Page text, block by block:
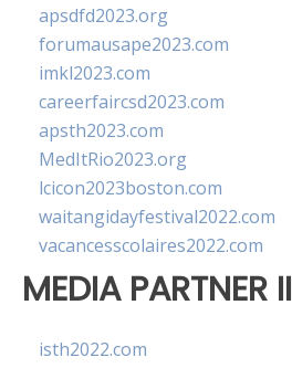
apsdfd2023.org
forumausape2023.com
imkl2023.com
careerfaircsd2023.com
apsth2023.com
MedItRio2023.org
lcicon2023boston.com
waitangidayfestival2022.com
vacancesscolaires2022.com
MEDIA PARTNER II
isth2022.com